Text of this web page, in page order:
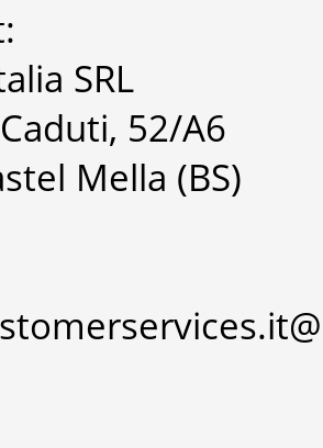
SRL
52/A6
Mella (BS)